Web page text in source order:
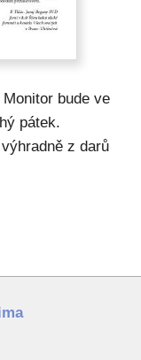
bude ve
pátek.
z darů